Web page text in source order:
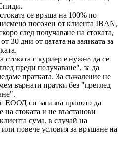
се връща на 100% по
посочен от клиента IBAN,
след получаване на стоката,
30 дни от датата на заявката за
с куриер е нужно да се
преди получаване", за да
пратката. За съжаление не
върнати пратки без "преглед
ЕООД си запазва правото да
на стоката и не възстанови
сума, в случай на
повече условия за връщане на